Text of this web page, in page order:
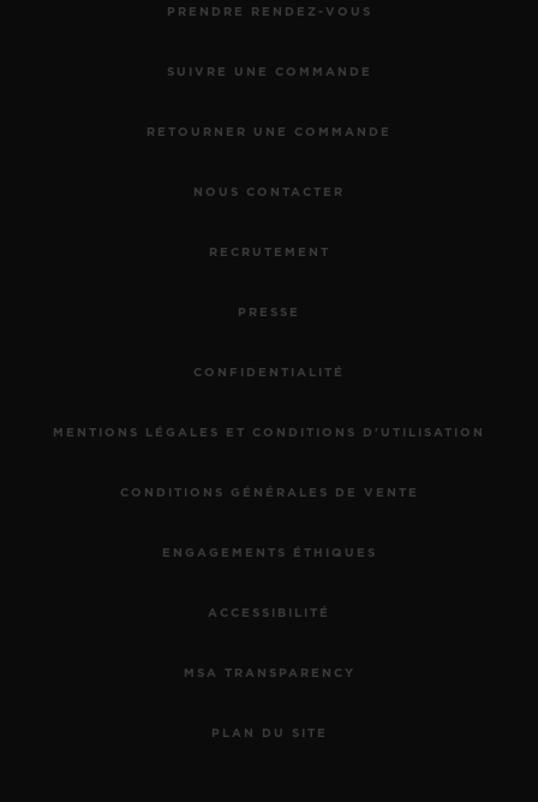
PRENDRE RENDEZ-VOUS
SUIVRE UNE COMMANDE
RETOURNER UNE COMMANDE
NOUS CONTACTER
RECRUTEMENT
PRESSE
CONFIDENTIALITÉ
MENTIONS LÉGALES ET CONDITIONS D'UTILISATION
CONDITIONS GÉNÉRALES DE VENTE
ENGAGEMENTS ÉTHIQUES
ACCESSIBILITÉ
MSA TRANSPARENCY
PLAN DU SITE